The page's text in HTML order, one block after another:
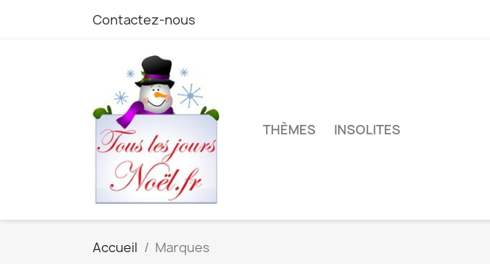
Contactez-nous
THÈMES INSOLITES
Accueil Marques